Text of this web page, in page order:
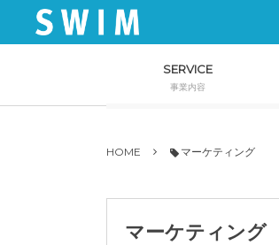
SERVICE
事業内容
HOME マーケティング
マーケティング